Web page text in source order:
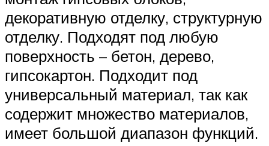
декоративную отделку, структурную
отделку. Подходят под любую
поверхность – бетон, дерево,
гипсокартон. Подходит под
универсальный материал, так как
содержит множество материалов,
имеет большой диапазон функций.